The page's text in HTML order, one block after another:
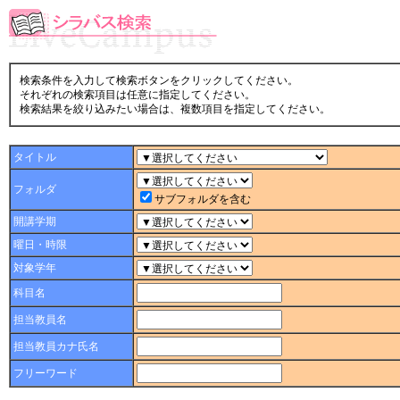
検索条件を入力して検索ボタンをクリックしてください。
それぞれの検索項目は任意に指定してください。
検索結果を絞り込みたい場合は、複数項目を指定してください。
タイトル
フォルダ
サブフォルダを含む
開講学期
曜日・時限
対象学年
科目名
担当教員名
担当教員カナ氏名
フリーワード